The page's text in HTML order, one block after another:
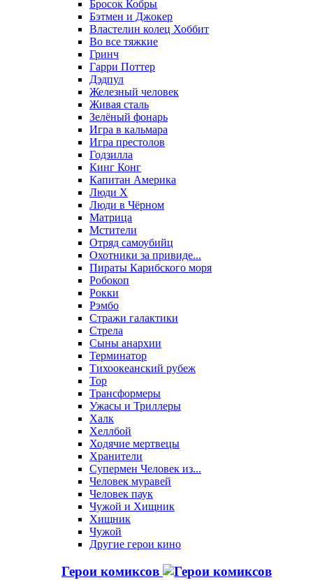
Бросок Кобры
Бэтмен и Джокер
Властелин колец Хоббит
Во все тяжкие
Гринч
Гарри Поттер
Дэдпул
Железный человек
Живая сталь
Зелёный фонарь
Игра в кальмара
Игра престолов
Годзилла
Кинг Конг
Капитан Америка
Люди X
Люди в Чёрном
Матрица
Мстители
Отряд самоубийц
Охотники за привиде...
Пираты Карибского моря
Робокоп
Рокки
Рэмбо
Стражи галактики
Стрела
Сыны анархии
Терминатор
Тихоокеанский рубеж
Тор
Трансформеры
Ужасы и Триллеры
Халк
Хеллбой
Ходячие мертвецы
Хранители
Супермен Человек из...
Человек муравей
Человек паук
Чужой и Хищник
Хищник
Чужой
Другие герои кино
Герои комиксов